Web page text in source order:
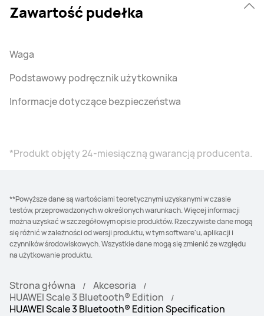
Zawartość pudełka
Waga
Podstawowy podręcznik użytkownika
Informacje dotyczące bezpieczeństwa
*Produkt objęty 24-miesiączną gwarancją producenta.
**Powyższe dane są wartościami teoretycznymi uzyskanymi w czasie
testów, przeprowadzonych w określonych warunkach. Więcej informacji
można uzyskać w szczegółowym opisie produktów. Rzeczywiste dane mogą
się różnić w zależności od wersji produktu, w tym software'u, aplikacji i
czynników środowiskowych. Wszystkie dane mogą się zmienić ze względu
na użytkowanie produktu.
Strona główna
Akcesoria
HUAWEI Scale 3 Bluetooth® Edition
HUAWEI Scale 3 Bluetooth® Edition Specification